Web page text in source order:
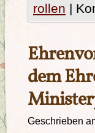
rollen |
dem
Geschrieben